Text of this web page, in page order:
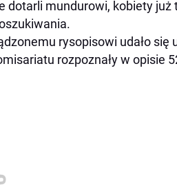
dotarli mundurowi, kobiety już
rysopisowi udało się
rozpoznały w opisie